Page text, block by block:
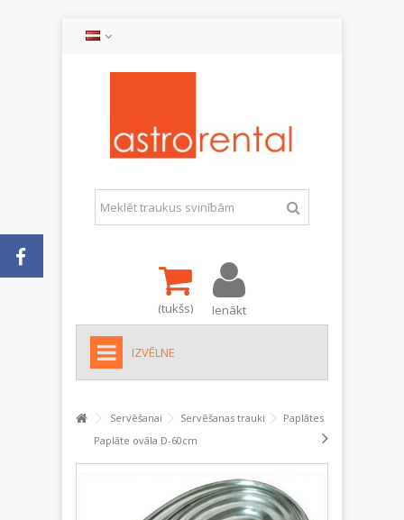
(tukšs) Ienākt
IZVĒLNE
Servēšanai Servēšanas trauki
Paplātes
Paplāte ovāla D-60cm